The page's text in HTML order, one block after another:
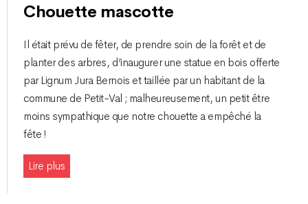
Chouette mascotte
Il était prévu de fêter, de prendre soin de la forêt et de
planter des arbres, d’inaugurer une statue en bois offerte
par Lignum Jura Bernois et taillée par un habitant de la
commune de Petit-Val ; malheureusement, un petit être
moins sympathique que notre chouette a empêché la
fête !
Lire plus